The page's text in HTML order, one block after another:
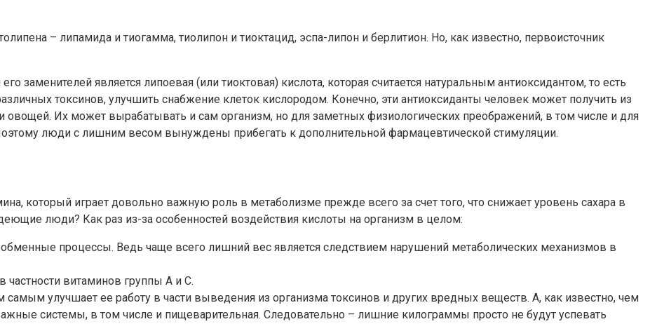
– липамида и тиогамма, тиолипон и тиоктацид, эспа-липон и берлитион. Но, как известно, первоисточник
является липоевая (или тиоктовая) кислота, которая считается натуральным антиоксидантом, то есть
токсинов, улучшить снабжение клеток кислородом. Конечно, эти антиоксиданты человек может получить из
овощей. Их может вырабатывать и сам организм, но для заметных физиологических преображений, в том числе и для
люди с лишним весом вынуждены прибегать к дополнительной фармацевтической стимуляции.
который играет довольно важную роль в метаболизме прежде всего за счет того, что снижает уровень сахара в
люди? Как раз из-за особенностей воздействия кислоты на организм в целом:
процессы. Ведь чаще всего лишний вес является следствием нарушений метаболических механизмов в
частности витаминов группы А и С.
самым улучшает ее работу в части выведения из организма токсинов и других вредных веществ. А, как известно, чем
системы, в том числе и пищеварительная. Следовательно – лишние килограммы просто не будут успевать